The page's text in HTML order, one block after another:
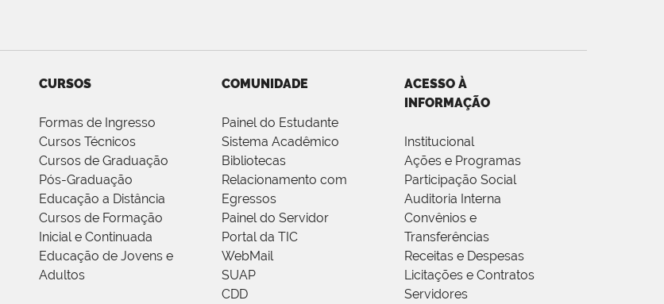
CURSOS
Formas de Ingresso
Cursos Técnicos
Cursos de Graduação
Pós-Graduação
Educação a Distância
Cursos de Formação
Inicial e Continuada
Educação de Jovens e
Adultos
COMUNIDADE
Painel do Estudante
Sistema Acadêmico
Bibliotecas
Relacionamento com
Egressos
Painel do Servidor
Portal da TIC
WebMail
SUAP
CDD
ACESSO À
INFORMAÇÃO
Institucional
Ações e Programas
Participação Social
Auditoria Interna
Convênios e
Transferências
Receitas e Despesas
Licitações e Contratos
Servidores